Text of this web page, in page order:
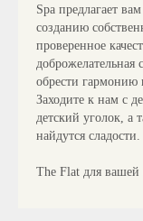
Spa предлагает
созданию
проверенное
доброжелательная
обрести
Заходите к нам с
детский уголок, а
найдутся сладости.
The Flat для вашей